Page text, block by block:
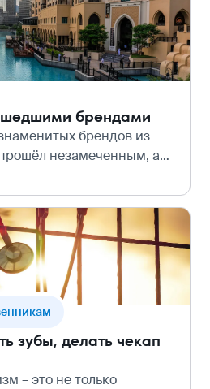
брендами
брендов из
незамеченным, а
ударом. Но в
джинсы
посадки по-прежнему
зубы, делать чекап
– это не только